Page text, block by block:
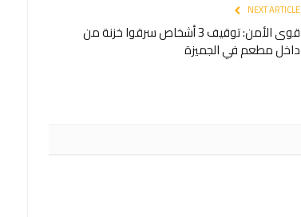
NEXT ARTICLE
قوى الأمن: توقيف 3 أشخاص سرقوا خزنة من
داخل مطعم في الجميزة